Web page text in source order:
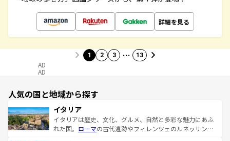
詳細を見る
1 2 3 … 13
AD
AD
人気の国と地域から探す
イタリア
イタリアは歴史、文化、グルメ、自然と多彩な魅力にあふ
れた国。 ローマの古代遺跡やフィレンツェのルネッサンス